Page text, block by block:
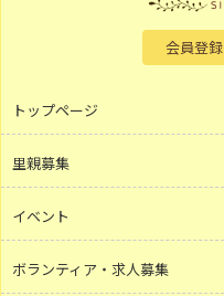
会員登録
トップページ
里親募集
イベント
ボランティア・求人募集